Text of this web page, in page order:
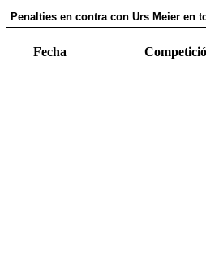
Penalties en contra con Urs Meier en
Fecha